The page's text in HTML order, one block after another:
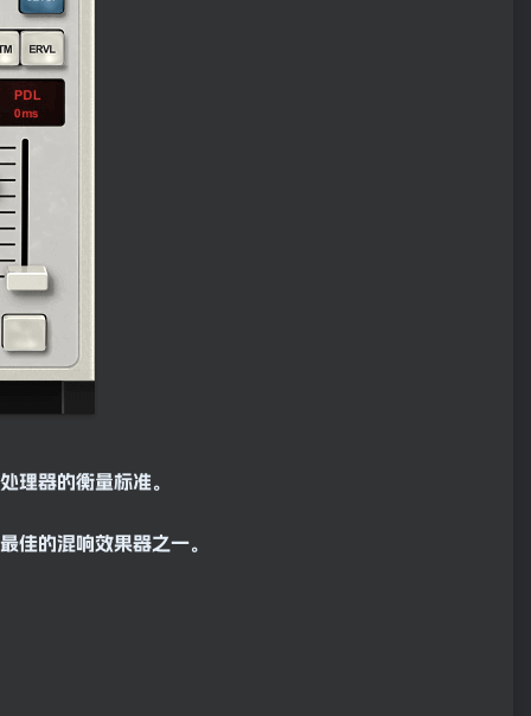
理器的衡量标准。
佳的混响效果器之一。